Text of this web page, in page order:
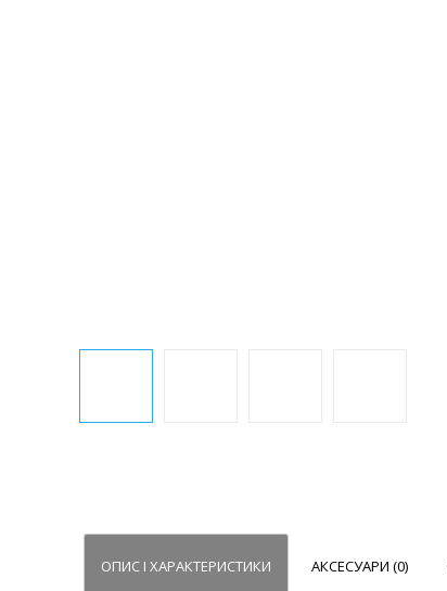
ОПИС І ХАРАКТЕРИСТИКИ АКСЕСУАРИ (0)